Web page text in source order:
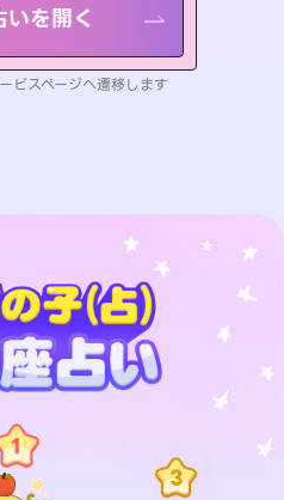
を開く
ビスページへ遷移します